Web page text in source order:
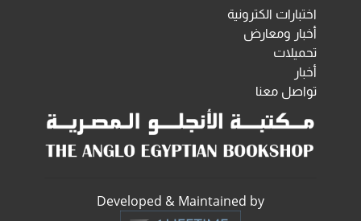
اختبارات الكترونية
أخبار ومعارض
تحميلات
أخبار
تواصل معنا
Developed & Maintained by